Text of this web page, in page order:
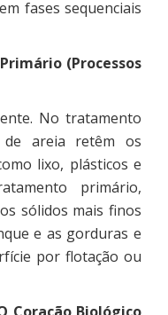
fases sequenciais
(Processos
No tratamento
de areia retêm os
lixo, plásticos e
primário,
sólidos mais finos
e as gorduras e
por flotação ou